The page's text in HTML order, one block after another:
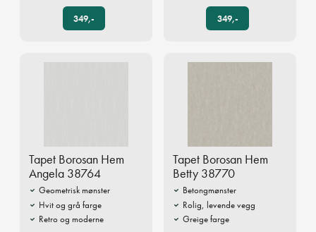
349,- 349,-
Tapet Borosan Hem
Angela 38764
Geometrisk mønster
Hvit og grå farge
Retro og moderne
Tapet Borosan Hem
Betty 38770
Betongmønster
Rolig, levende vegg
Greige farge